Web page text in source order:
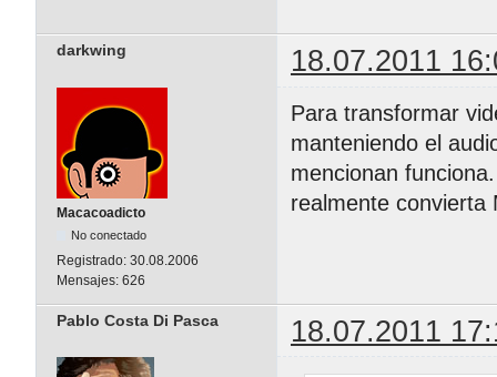
darkwing 18.07.2011
Macacoadicto
No conectado
Registrado: 30.08.2006
Mensajes: 626
Para transformar
manteniendo el
mencionan
realmente convierta
Pablo Costa Di Pasca 18.07.2011